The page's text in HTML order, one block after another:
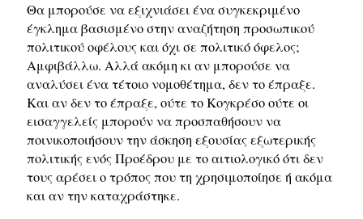
Θα μπορούσε να εξιχνιάσει ένα συγκεκριμένο
έγκλημα βασισμένο στην αναζήτηση προσωπικού
πολιτικού οφέλους και όχι σε πολιτικό όφελος;
Αμφιβάλλω. Αλλά ακόμη κι αν μπορούσε να
αναλύσει ένα τέτοιο νομοθέτημα, δεν το έπραξε.
Και αν δεν το έπραξε, ούτε το Κογκρέσο ούτε οι
εισαγγελείς μπορούν να προσπαθήσουν να
ποινικοποιήσουν την άσκηση εξουσίας εξωτερικής
πολιτικής ενός Προέδρου με το αιτιολογικό ότι δεν
τους αρέσει ο τρόπος που τη χρησιμοποίησε ή ακόμα
και αν την καταχράστηκε.